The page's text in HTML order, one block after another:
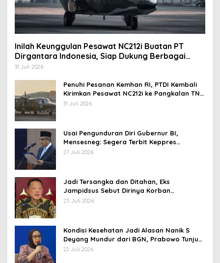
Inilah Keunggulan Pesawat NC212i Buatan PT
Dirgantara Indonesia, Siap Dukung Berbagai
Operasi TNI
31 Juli 2026
Penuhi Pesanan Kemhan RI, PTDI Kembali
Kirimkan Pesawat NC212i ke Pangkalan TNI
AU
31 Juli 2026
Usai Pengunduran Diri Gubernur BI,
Mensesneg: Segera Terbit Keppres
Pemberhentian dengan Hormat
27 Juli 2026
Jadi Tersangka dan Ditahan, Eks
Jampidsus Sebut Dirinya Korban
Kriminalisasi
25 Juli 2026
Kondisi Kesehatan Jadi Alasan Nanik S
Deyang Mundur dari BGN, Prabowo Tunjuk
Wamentan Sudaryono
22 Juli 2026